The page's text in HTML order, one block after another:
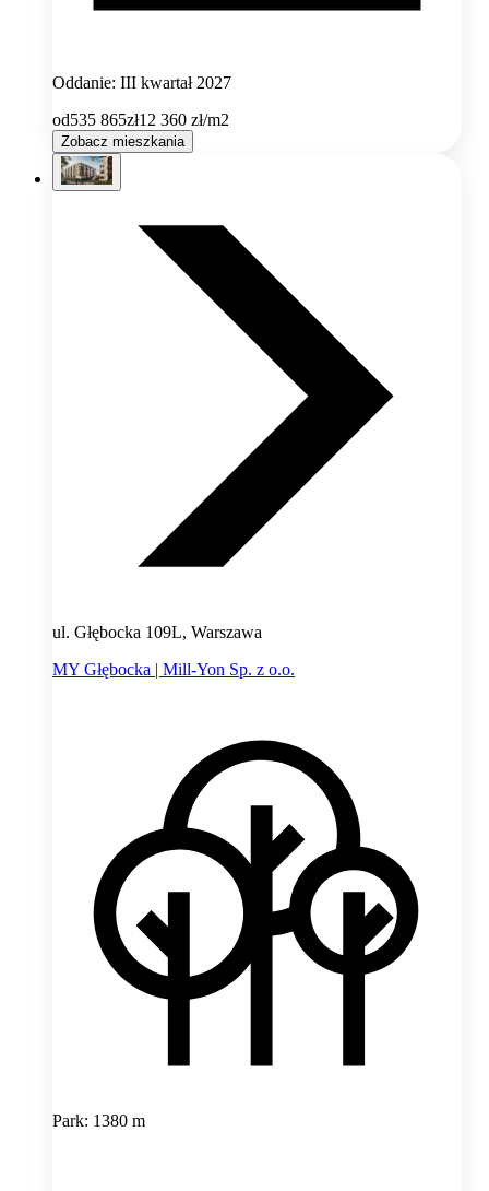
Oddanie: III kwartał 2027
od535 865zł12 360 zł/m2
Zobacz mieszkania
ul. Głębocka 109L, Warszawa
MY Głębocka | Mill-Yon Sp. z o.o.
Park: 1380 m